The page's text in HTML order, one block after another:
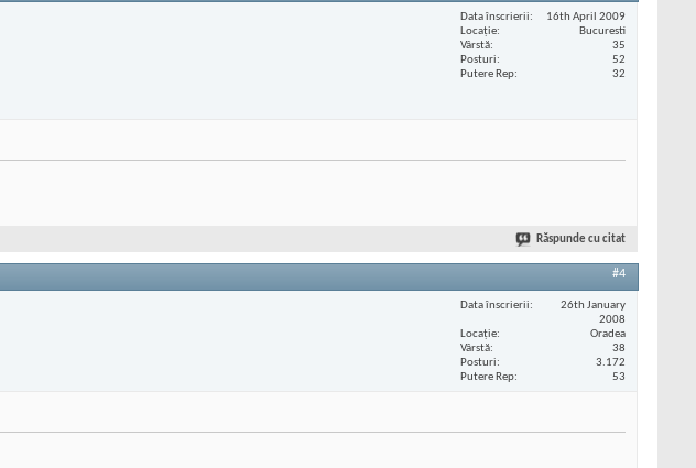
Data înscrierii
16th April 2009
Locaţie
Bucuresti
Vârstă
35
Posturi
52
Putere Rep
32
Răspunde cu citat
#4
Data înscrierii
26th January
2008
Locaţie
Oradea
Vârstă
38
Posturi
3.172
Putere Rep
53